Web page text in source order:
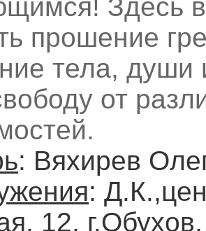
Здесь
прошение
тела, души
от
: Вяхирев
:
12,